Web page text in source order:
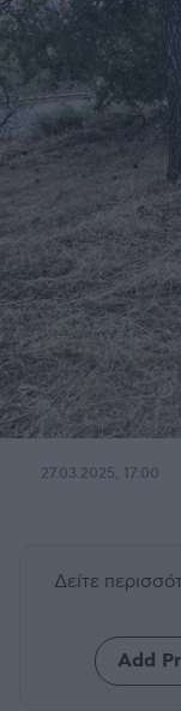
27.03.2025, 17:00
Δείτε
Add